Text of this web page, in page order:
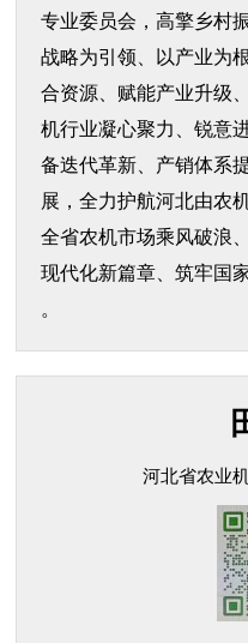
专业委员会，高擎乡村
战略为引领、以产业为
合资源、赋能产业升级
机行业凝心聚力、锐意
备迭代革新、产销体系
展，全力护航河北由农
全省农机市场乘风破浪
现代化新篇章、筑牢国
。
河北省农业